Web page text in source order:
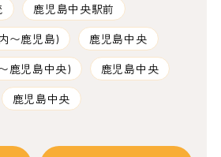
鹿児島中央駅前
〜鹿児島) 鹿児島中央
鹿児島中央) 鹿児島中央
鹿児島中央